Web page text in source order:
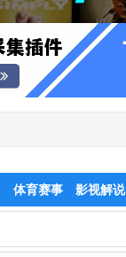
体育赛事 影视解说